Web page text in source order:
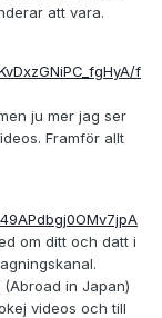
att vara.
f
ju mer jag ser
Framför allt
om ditt och datt i
in Japan)
videos och till